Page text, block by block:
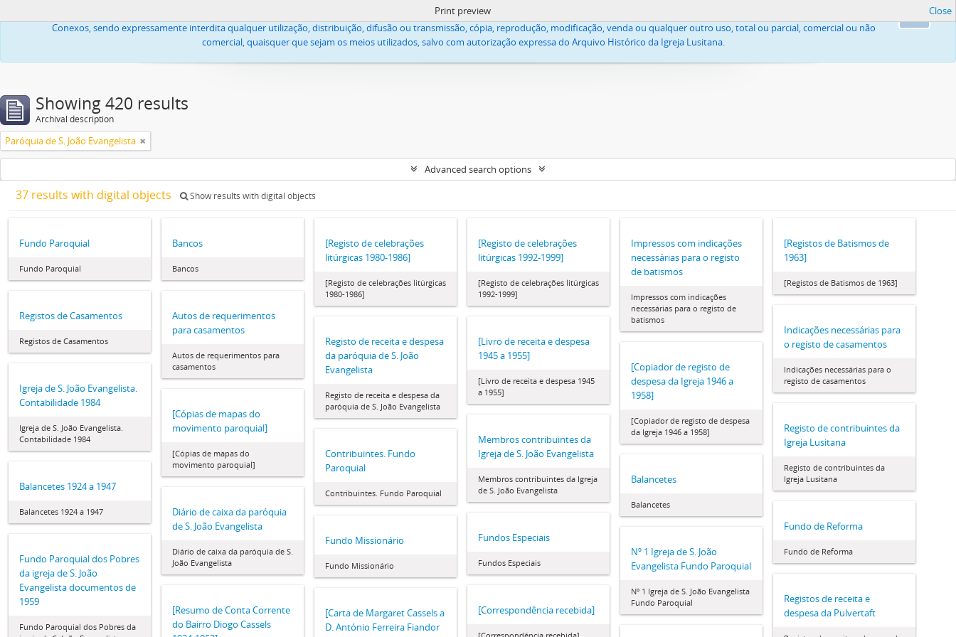
Todas as imagens ou textos, propriedade da Igreja Lusitana Católica Apostólica Evangélica, acessíveis neste site, estão protegidos pela lei, nomeadamente pelo Código do Direito de Autor e Direitos
Conexos, sendo expressamente interdita qualquer utilização, distribuição, difusão ou transmissão, cópia, reprodução, modificação, venda ou qualquer outro uso, total ou parcial, comercial ou não
comercial, quaisquer que sejam os meios utilizados, salvo com autorização expressa do Arquivo Histórico da Igreja Lusitana.
Print preview Close
Showing 420 results
Archival description
Paróquia de S. João Evangelista
Advanced search options
37 results with digital objects Show results with digital objects
Fundo Paroquial
Fundo Paroquial
Bancos
Bancos
[Registo de celebrações
litúrgicas 1980-1986]
[Registo de celebrações litúrgicas
1980-1986]
[Registo de celebrações
litúrgicas 1992-1999]
[Registo de celebrações litúrgicas
1992-1999]
Impressos com indicações
necessárias para o registo
de batismos
Impressos com indicações
necessárias para o registo de
batismos
[Registos de Batismos de
1963]
[Registos de Batismos de 1963]
Registos de Casamentos
Registos de Casamentos
Autos de requerimentos
para casamentos
Autos de requerimentos para
casamentos
Indicações necessárias para
o registo de casamentos
Indicações necessárias para o
registo de casamentos
Registo de receita e despesa
da paróquia de S. João
Evangelista
Registo de receita e despesa da
paróquia de S. João Evangelista
[Livro de receita e despesa
1945 a 1955]
[Livro de receita e despesa 1945
a 1955]
[Copiador de registo de
despesa da Igreja 1946 a
1958]
[Copiador de registo de despesa
da Igreja 1946 a 1958]
Igreja de S. João Evangelista.
Contabilidade 1984
Igreja de S. João Evangelista.
Contabilidade 1984
[Cópias de mapas do
movimento paroquial]
[Cópias de mapas do
movimento paroquial]
Registo de contribuintes da
Igreja Lusitana
Registo de contribuintes da
Igreja Lusitana
Membros contribuintes da
Igreja de S. João Evangelista
Membros contribuintes da Igreja
de S. João Evangelista
Contribuintes. Fundo
Paroquial
Contribuintes. Fundo Paroquial
Balancetes
Balancetes
Balancetes 1924 a 1947
Balancetes 1924 a 1947
Diário de caixa da paróquia
de S. João Evangelista
Diário de caixa da paróquia de S.
João Evangelista
Fundo de Reforma
Fundo de Reforma
Fundos Especiais
Fundos Especiais
Fundo Missionário
Fundo Missionário
Nº 1 Igreja de S. João
Evangelista Fundo Paroquial
Nº 1 Igreja de S. João Evangelista
Fundo Paroquial
Fundo Paroquial dos Pobres
da igreja de S. João
Evangelista documentos de
1959
Fundo Paroquial dos Pobres da
Registos de receita e
despesa da Pulvertaft
[Resumo de Conta Corrente
do Bairro Diogo Cassels
[Correspondência recebida]
[Carta de Margaret Cassels a
D. António Ferreira Fiandor